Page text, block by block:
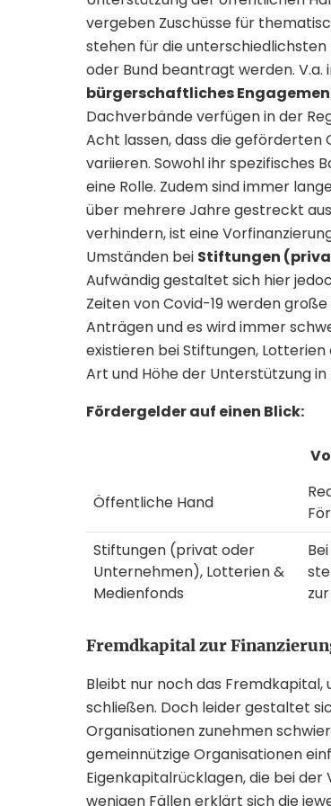
vergeben Zuschüsse für
stehen für die unterschiedlichsten
oder Bund beantragt werden. V.a.
bürgerschaftliches
Dachverbände verfügen in der
Acht lassen, dass die geförderten
variieren. Sowohl ihr spezifisches
eine Rolle. Zudem sind immer
über mehrere Jahre gestreckt
verhindern, ist eine
Umständen bei Stiftungen
Aufwändig gestaltet sich hier
Zeiten von Covid-19 werden
Anträgen und es wird immer
existieren bei Stiftungen,
Art und Höhe der Unterstützung
Fördergelder auf einen Blick:
Öffentliche Hand
Stiftungen (privat oder
Unternehmen), Lotterien &
Medienfonds
Fremdkapital zur
Bleibt nur noch das Fremdkapital,
schließen. Doch leider gestaltet
Organisationen zunehmen
gemeinnützige Organisationen
Eigenkapitalrücklagen, die bei
wenigen Fällen erklärt sich die